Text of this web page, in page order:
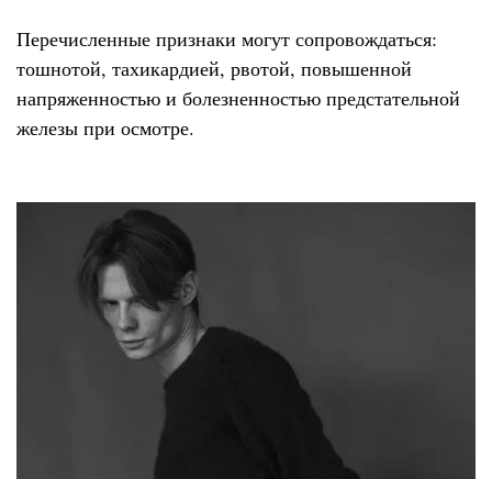
Перечисленные признаки могут сопровождаться:
тошнотой, тахикардией, рвотой, повышенной
напряженностью и болезненностью предстательной
железы при осмотре.